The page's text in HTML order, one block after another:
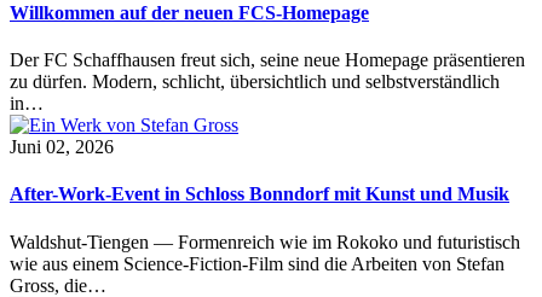
Willkommen auf der neuen FCS-Homepage
Der FC Schaffhausen freut sich, seine neue Homepage präsentieren
zu dürfen. Modern, schlicht, übersichtlich und selbstverständlich
in…
Juni 02, 2026
After-Work-Event in Schloss Bonndorf mit Kunst und Musik
Waldshut-Tiengen — Formenreich wie im Rokoko und futuristisch
wie aus einem Science-Fiction-Film sind die Arbeiten von Stefan
Gross, die…